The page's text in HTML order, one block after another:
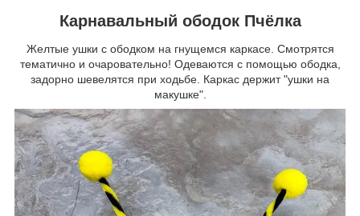
Карнавальный ободок Пчёлка
Желтые ушки с ободком на гнущемся каркасе. Смотрятся
тематично и очаровательно! Одеваются с помощью ободка,
задорно шевелятся при ходьбе. Каркас держит "ушки на
макушке".